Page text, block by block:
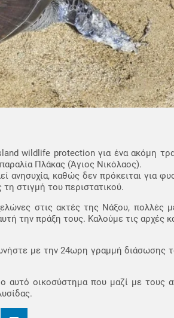
wildlife protection για ένα ακόμη
Πλάκας (Άγιος Νικόλαος).
καθώς δεν πρόκειται για
στιγμή του περιστατικού.
στις ακτές της Νάξου, πολλές
την πράξη τους. Καλούμε τις αρχές
με την 24ωρη γραμμή διάσωσης
αυτό οικοσύστημα που μαζί με τους